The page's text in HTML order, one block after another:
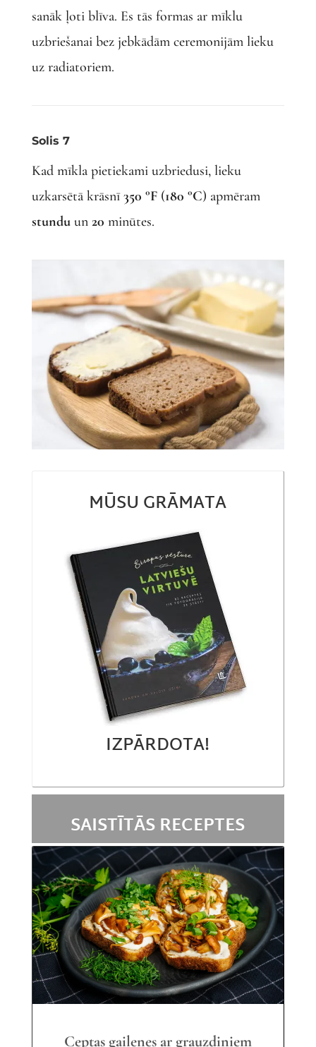
sanāk ļoti blīva. Es tās formas ar mīklu
uzbriešanai bez jebkādām ceremonijām lieku
uz radiatoriem.
Solis 7
Kad mīkla pietiekami uzbriedusi, lieku
uzkarsētā krāsnī350 °F(180 °C) apmēram
stunduun 20 minūtes.
MŪSU GRĀMATA
IZPĀRDOTA!
SAISTĪTĀS RECEPTES
Ceptas gailenes ar grauzdiņiem